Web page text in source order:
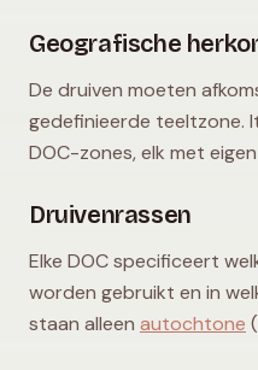
Geografische
De druiven moeten
gedefinieerde teeltzone.
DOC-zones, elk met
Druivenrassen
Elke DOC specificeert
worden gebruikt en in
staan alleen autochtone